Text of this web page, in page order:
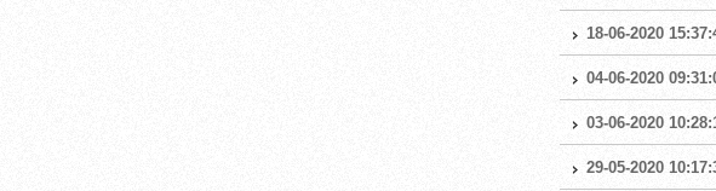
18-06-2020
04-06-2020
03-06-2020
29-05-2020